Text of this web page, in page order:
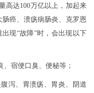
高达100万亿以上，加起来
癌、溃疡病肠炎、克罗恩
现“故障”时，会出现以下
宿便口臭、便秘等；
泻、胃溃疡、胃炎、阴道